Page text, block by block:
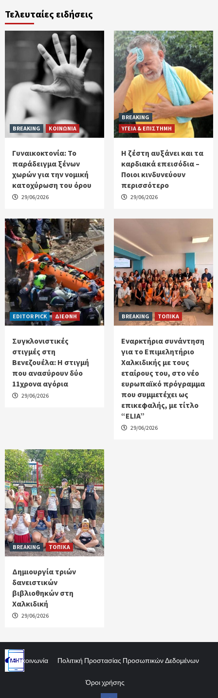
Τελευταίες ειδήσεις
BREAKING ΚΟΙΝΩΝΙΑ
Γυναικοκτονία: Το
παράδειγμα ξένων
χωρών για την νομική
κατοχύρωση του όρου
29/06/2026
BREAKING
ΥΓΕΙΑ & ΕΠΙΣΤΗΜΗ
Η ζέστη αυξάνει και τα
καρδιακά επεισόδια –
Ποιοι κινδυνεύουν
περισσότερο
29/06/2026
EDITOR PICK ΔΙΕΘΝΗ
Συγκλονιστικές
στιγμές στη
Βενεζουέλα: Η στιγμή
που ανασύρουν δύο
11χρονα αγόρια
29/06/2026
BREAKING ΤΟΠΙΚΑ
Εναρκτήρια συνάντηση
για το Επιμελητήριο
Χαλκιδικής με τους
εταίρους του, στο νέο
ευρωπαϊκό πρόγραμμα
που συμμετέχει ως
επικεφαλής, με τίτλο
“ELIA”
29/06/2026
BREAKING ΤΟΠΙΚΑ
Δημιουργία τριών
δανειστικών
βιβλιοθηκών στη
Χαλκιδική
29/06/2026
Επικοινωνία Πολιτική Προστασίας Προσωπικών Δεδομένων
Όροι χρήσης